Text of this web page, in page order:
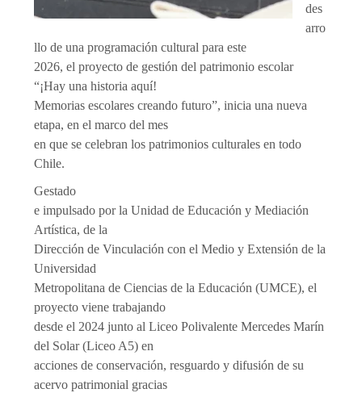
des
arro
llo de una programación cultural para este
2026, el proyecto de gestión del patrimonio escolar
“¡Hay una historia aquí!
Memorias escolares creando futuro”, inicia una nueva
etapa, en el marco del mes
en que se celebran los patrimonios culturales en todo
Chile.
Gestado
e impulsado por la Unidad de Educación y Mediación
Artística, de la
Dirección de Vinculación con el Medio y Extensión de la
Universidad
Metropolitana de Ciencias de la Educación (UMCE), el
proyecto viene trabajando
desde el 2024 junto al Liceo Polivalente Mercedes Marín
del Solar (Liceo A5) en
acciones de conservación, resguardo y difusión de su
acervo patrimonial gracias